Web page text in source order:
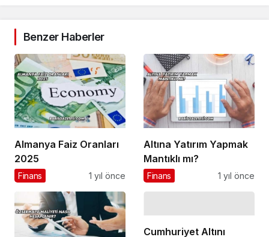
Benzer Haberler
Almanya Faiz Oranları
2025
Finans 1 yıl önce
Altına Yatırım Yapmak
Mantıklı mı?
Finans 1 yıl önce
Cumhuriyet Altını